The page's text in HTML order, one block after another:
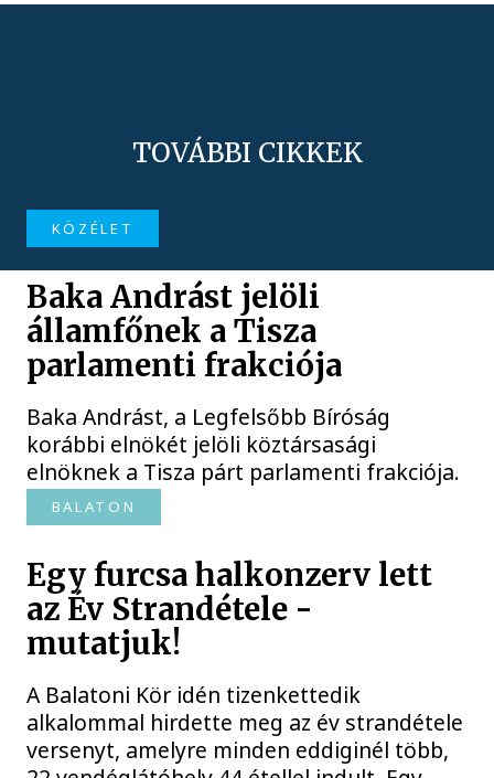
TOVÁBBI CIKKEK
KÖZÉLET
Baka Andrást jelöli
államfőnek a Tisza
parlamenti frakciója
Baka Andrást, a Legfelsőbb Bíróság
korábbi elnökét jelöli köztársasági
elnöknek a Tisza párt parlamenti frakciója.
BALATON
Egy furcsa halkonzerv lett
az Év Strandétele -
mutatjuk!
A Balatoni Kör idén tizenkettedik
alkalommal hirdette meg az év strandétele
versenyt, amelyre minden eddiginél több,